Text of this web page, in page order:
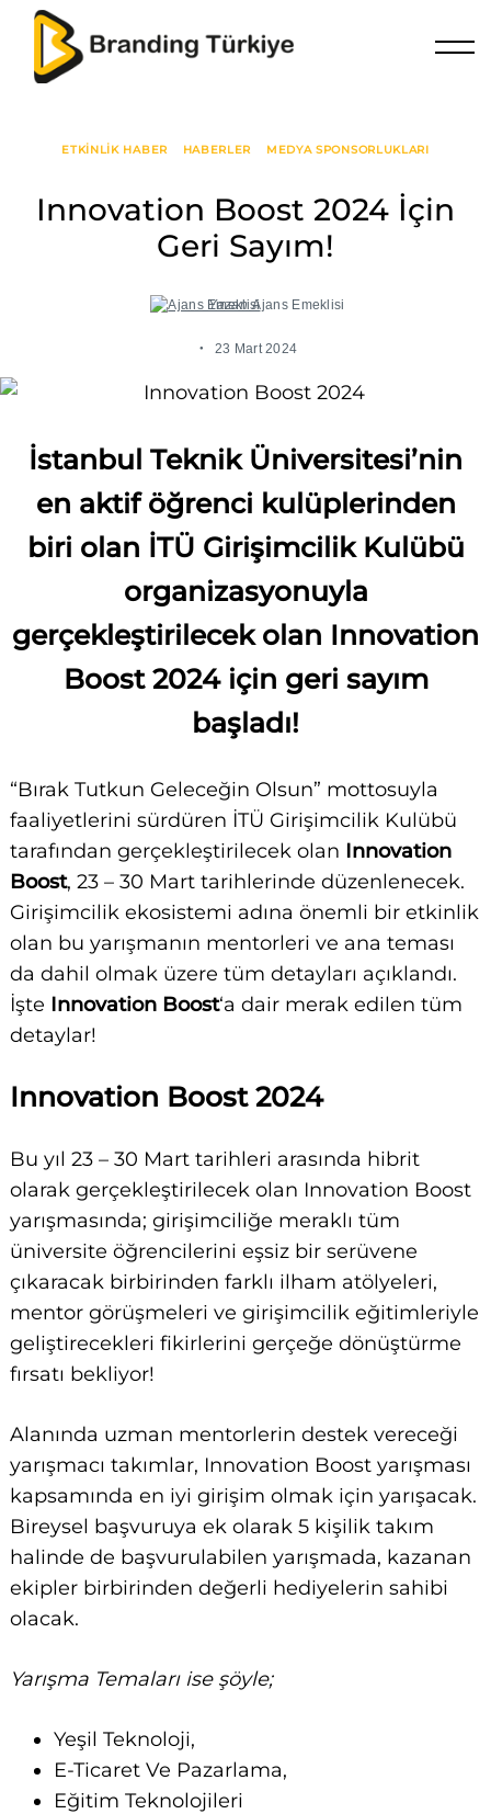
Skip
content
ETKINLIK HABER HABERLER MEDYA SPONSORLUKLARI
Innovation Boost 2024 İçin
Geri Sayım!
Yazan Ajans Emeklisi
23 Mart 2024
İstanbul Teknik Üniversitesi’nin
en aktif öğrenci kulüplerinden
biri olan İTÜ Girişimcilik Kulübü
organizasyonuyla
gerçekleştirilecek olan Innovation
Boost 2024 için geri sayım
başladı!
“Bırak Tutkun Geleceğin Olsun” mottosuyla
faaliyetlerini sürdüren İTÜ Girişimcilik Kulübü
tarafından gerçekleştirilecek olan Innovation
Boost, 23 – 30 Mart tarihlerinde düzenlenecek.
Girişimcilik ekosistemi adına önemli bir etkinlik
olan bu yarışmanın mentorleri ve ana teması
da dahil olmak üzere tüm detayları açıklandı.
İşte Innovation Boost‘a dair merak edilen tüm
detaylar!
Innovation Boost 2024
Bu yıl 23 – 30 Mart tarihleri arasında hibrit
olarak gerçekleştirilecek olan Innovation Boost
yarışmasında; girişimciliğe meraklı tüm
üniversite öğrencilerini eşsiz bir serüvene
çıkaracak birbirinden farklı ilham atölyeleri,
mentor görüşmeleri ve girişimcilik eğitimleriyle
geliştirecekleri fikirlerini gerçeğe dönüştürme
fırsatı bekliyor!
Alanında uzman mentorlerin destek vereceği
yarışmacı takımlar, Innovation Boost yarışması
kapsamında en iyi girişim olmak için yarışacak.
Bireysel başvuruya ek olarak 5 kişilik takım
halinde de başvurulabilen yarışmada, kazanan
ekipler birbirinden değerli hediyelerin sahibi
olacak.
Yarışma Temaları ise şöyle;
Yeşil Teknoloji,
E-Ticaret Ve Pazarlama,
Eğitim Teknolojileri